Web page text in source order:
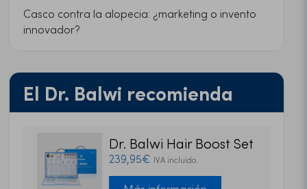
Casco contra la alopecia: ¿marketing o invento
innovador?
El Dr. Balwi recomienda
Dr. Balwi Hair Boost Set
239,95€ IVA incluido.